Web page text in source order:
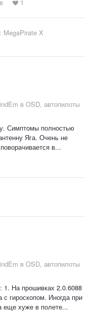
1
MegaPirate X
в OSD, автопилоты
Симптомы полностью
Яга. Очень не
в...
в OSD, автопилоты
1. На прошивках 2.0.6088
гироскопом. Иногда при
еще хуже в полете...